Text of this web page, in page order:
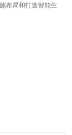
布局和打造智能生